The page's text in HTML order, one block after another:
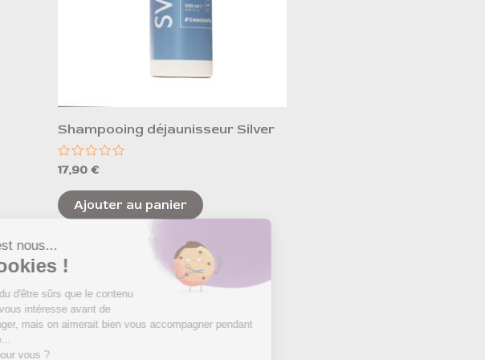
Shampooing déjaunisseur Silver
Note
sur
5
17,90 €
Ajouter au panier